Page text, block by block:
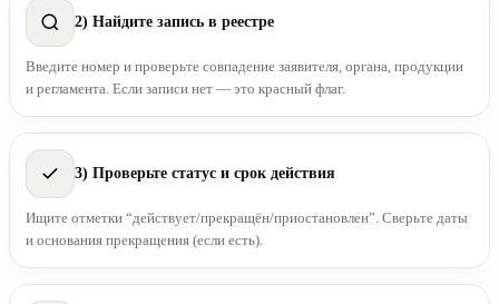
2) Найдите запись в реестре
Введите номер и проверьте совпадение заявителя, органа, продукции
и регламента. Если записи нет — это красный флаг.
3) Проверьте статус и срок действия
Ищите отметки “действует/прекращён/приостановлен”. Сверьте даты
и основания прекращения (если есть).